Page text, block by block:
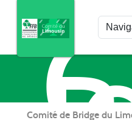
Comité de Bridge du